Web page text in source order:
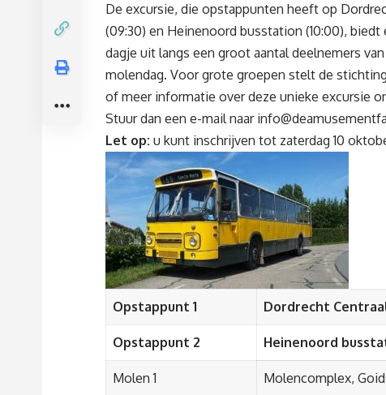
De excursie, die opstappunten heeft op
(09:30) en Heinenoord busstation (10:00), biedt
dagje uit langs een groot aantal deelnemers
molendag. Voor grote groepen stelt de
of meer informatie over deze unieke excursie
Stuur dan een e-mail naar
Let op: u kunt inschrijven tot zaterdag 10
Opstappunt 1 Dordrecht
Opstappunt 2 Heinenoord
Molen 1 Molencomplex,